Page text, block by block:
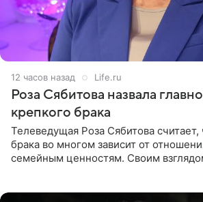
12 часов назад Life.ru
Роза Сябитова назвала
крепкого брака
Телеведущая Роза Сябитова считает,
брака во многом зависит от
семейным ценностям. Своим